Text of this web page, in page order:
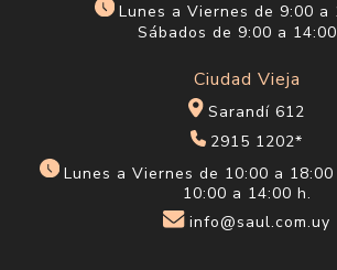
Lunes a Viernes de 9:00 a
Sábados de 9:00 a
Ciudad Vieja
Sarandí 612
2915 1202*
Lunes a Viernes de 10:00 a
10:00 a 14:00 h.
info@saul.com.uy